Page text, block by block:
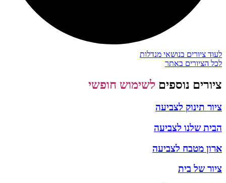
לעוד ציורים בנושאי מנדלות
לכל הציורים באתר
ציורים נוספים לשימוש חופשי
ציור תינוק לצביעה
הבית שלנו לצביעה
ארון מטבח לצביעה
ציור של בית